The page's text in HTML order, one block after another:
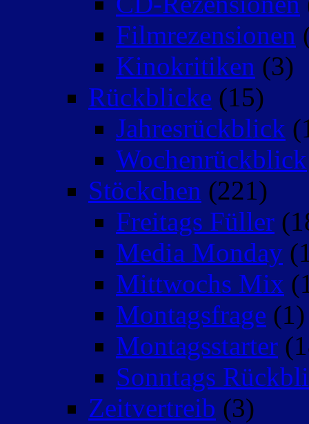
Filmrezensionen
Kinokritiken (3)
Rückblicke (15)
Jahresrückblick
Wochenrückblick
Stöckchen (221)
Freitags Füller
Media Monday
Mittwochs Mix
Montagsfrage (1)
Montagsstarter
Sonntags
Zeitvertreib (3)